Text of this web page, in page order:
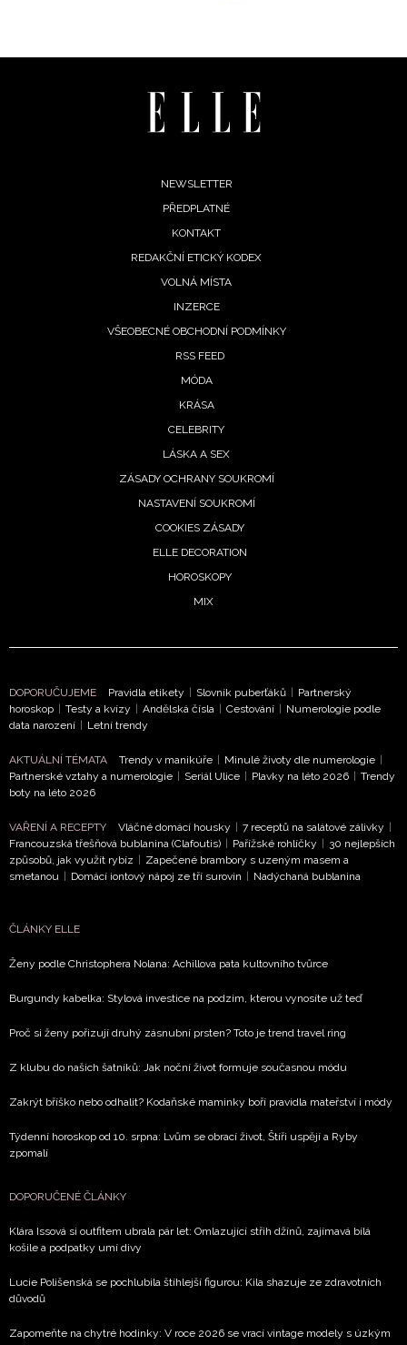
NEWSLETTER
ODESLAT
podmínkami společnosti BurdaMedia Extra s.r.o.a
potvrzujete, že jste se seznámili seZásadami
ochrany soukromí- BurdaMedia Extra s.r.o. bude s
vyhodnocení akce a zasílání novinek.
Chcete navíc dostávat i další zajímavé a exkluzivní
zpracováním údajů k tomuto účelu podleZásad ochrany
NEWSLETTER
PŘEDPLATNÉ
KONTAKT
REDAKČNÍ ETICKÝ KODEX
VOLNÁ MÍSTA
INZERCE
VŠEOBECNÉ OBCHODNÍ PODMÍNKY
RSS FEED
MÓDA
KRÁSA
CELEBRITY
LÁSKA A SEX
ZÁSADY OCHRANY SOUKROMÍ
NASTAVENÍ SOUKROMÍ
COOKIES ZÁSADY
ELLE DECORATION
HOROSKOPY
MIX
DOPORUČUJEME Pravidla etikety Slovník puberťáků
Partnerský
horoskop
Testy a kvízy Andělská čísla Cestování
Numerologie podle
data narození
Letní trendy
AKTUÁLNÍ TÉMATA Trendy v manikúře Minulé životy dle numerologie
Partnerské vztahy a numerologie
Seriál Ulice Plavky na léto 2026
Trendy
boty na léto 2026
VAŘENÍ A RECEPTY Vláčné domácí housky 7 receptů na salátové zálivky
Francouzská třešňová bublanina (Clafoutis)
Pařížské rohlíčky
30 nejlepších
způsobů, jak využít rybíz
Zapečené brambory s uzeným masem a
smetanou
Domácí iontový nápoj ze tří surovin Nadýchaná bublanina
ČLÁNKY ELLE
Ženy podle Christophera Nolana: Achillova pata kultovního tvůrce
Burgundy kabelka: Stylová investice na podzim, kterou vynosíte už teď
Proč si ženy pořizují druhý zásnubní prsten? Toto je trend travel ring
Z klubu do našich šatníků: Jak noční život formuje současnou módu
Zakrýt bříško nebo odhalit? Kodaňské maminky boří pravidla mateřství i módy
Týdenní horoskop od 10. srpna: Lvům se obrací život, Štíři uspějí a Ryby
zpomalí
DOPORUČENÉ ČLÁNKY
Klára Issová si outfitem ubrala pár let: Omlazující střih džínů, zajímavá bílá
košile a podpatky umí divy
Lucie Polišenská se pochlubila štíhlejší figurou: Kila shazuje ze zdravotních
důvodů
Zapomeňte na chytré hodinky: V roce 2026 se vrací vintage modely s úzkým